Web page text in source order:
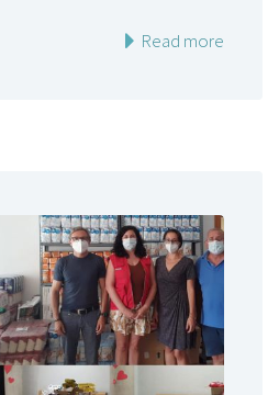
Read more